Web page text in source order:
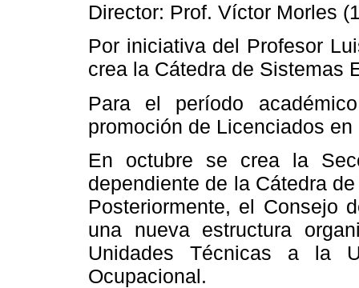
Director: Prof. Víctor Morles
Por iniciativa del Profesor
crea la Cátedra de Sistemas
Para el período
promoción de Licenciados
En octubre se crea la
dependiente de la Cátedrade
Posteriormente, el Consejo
una nueva estructura
Unidades Técnicas a la
Ocupacional.